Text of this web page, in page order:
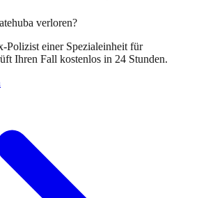
verloren?
Polizist einer Spezialeinheit für
Ihren Fall kostenlos in 24 Stunden.